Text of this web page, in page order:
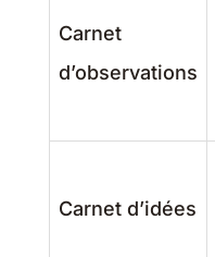
Carnet
d’observations
Carnet d’idées